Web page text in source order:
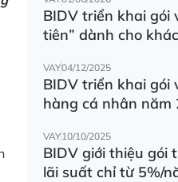
BIDV triển khai gói
tiên” dành cho
VAY04/12/2025
BIDV triển khai gói
hàng cá nhân năm
VAY10/10/2025
BIDV giới thiệu gói
lãi suất chỉ từ 5%/